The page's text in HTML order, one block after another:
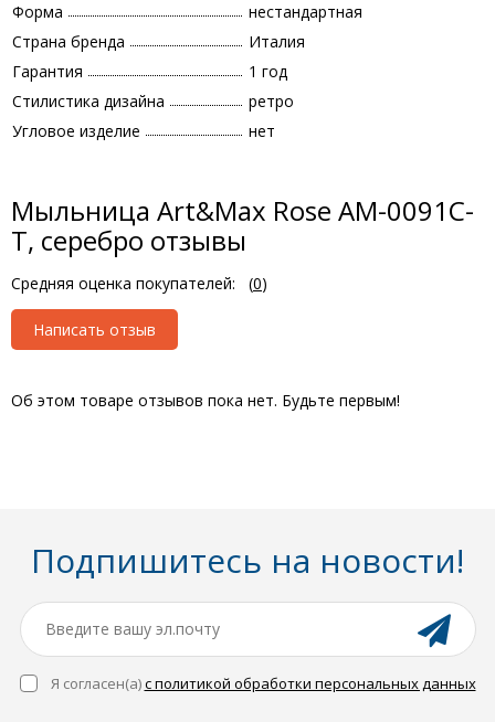
Форма
нестандартная
Страна бренда
Италия
Гарантия
1 год
Стилистика дизайна
ретро
Угловое изделие
нет
Мыльница Art&Max Rose AM-0091C-
T, серебро отзывы
Средняя оценка покупателей: (0)
Написать отзыв
Об этом товаре отзывов пока нет. Будьте первым!
Подпишитесь на новости!
Я согласен(a)с политикой обработки персональных данных